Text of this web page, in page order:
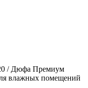
/ Дюфа Премиум
влажных помещений